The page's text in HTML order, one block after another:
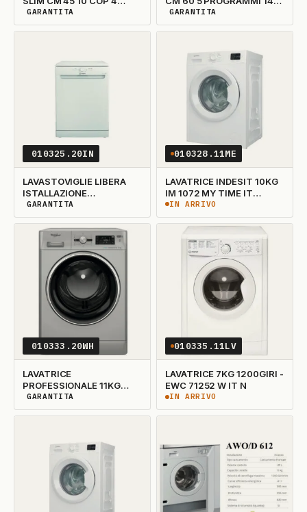
PROG.
DISPONIBILITÀ GARANTITA
GARANTITA
COPERTI
DISPONIBILITÀ GARANTITA
GARANTITA
010325.20IN
LAVASTOVIGLIE LIBERA
ISTALLAZIONE
INFE14CNP80S 14
COPERTI
DISPONIBILITÀ GARANTITA
GARANTITA
010328.11ME
LAVATRICE INDESIT 10KG
IM 1072 MY TIME IT
ELIMINATO
IN ARRIVO
IN ARRIVO
010333.20WH
LAVATRICE
PROFESSIONALE 11KG
1400GIRI
DISPONIBILITÀ GARANTITA
GARANTITA
010335.11LV
LAVATRICE 7KG 1200GIRI -
EWC 71252 W IT N
IN ARRIVO
IN ARRIVO